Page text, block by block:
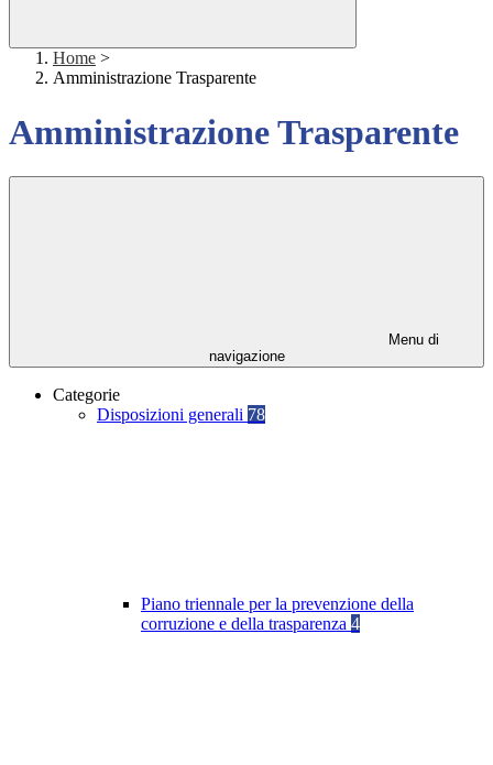
Home >
Amministrazione Trasparente
Amministrazione Trasparente
Menu di
navigazione
Categorie
Disposizioni generali 78
Piano triennale per la prevenzione della
corruzione e della trasparenza 4